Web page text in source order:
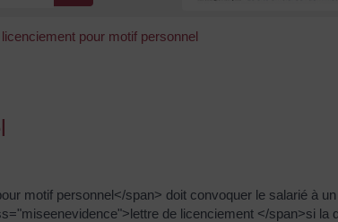
pour motif personnel
motif personnel</span> doit convoquer le salarié à
de licenciement </span>si la